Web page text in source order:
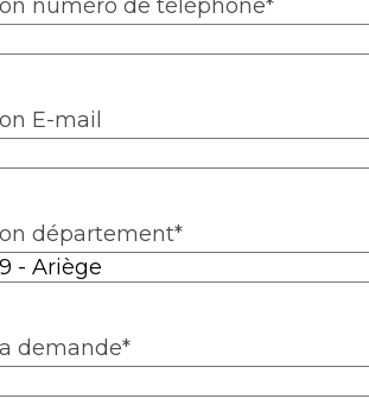
numéro de téléphone*
E-mail
département*
demande*